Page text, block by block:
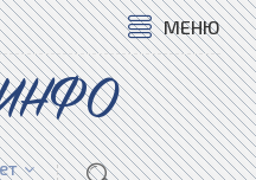
МЕНЮ